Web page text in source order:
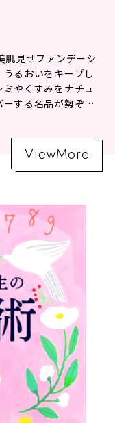
肌見せファンデーシ
うるおいをキープし
ミやくすみをナチュ
ーする名品が勢ぞろ
ViewMore